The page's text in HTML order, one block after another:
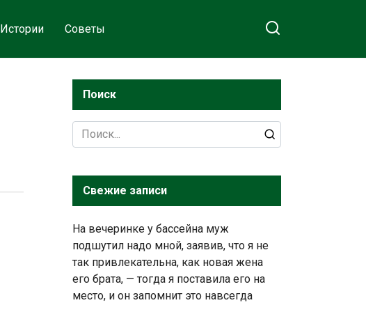
Истории Советы
Поиск
Search
for:
Свежие записи
На вечеринке у бассейна муж
подшутил надо мной, заявив, что я не
так привлекательна, как новая жена
его брата, — тогда я поставила его на
место, и он запомнит это навсегда